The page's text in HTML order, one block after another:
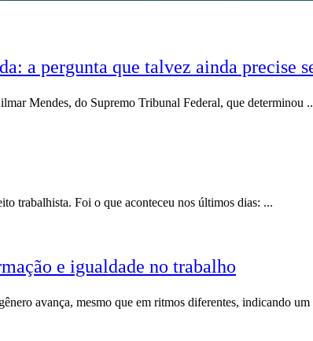
a pergunta que talvez ainda precise
Mendes, do Supremo Tribunal Federal, que determinou
trabalhista. Foi o que aconteceu nos últimos dias: ...
e igualdade no trabalho
avança, mesmo que em ritmos diferentes, indicando